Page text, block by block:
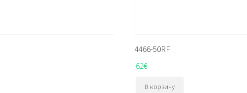
4466-50RF
62€
В корзину